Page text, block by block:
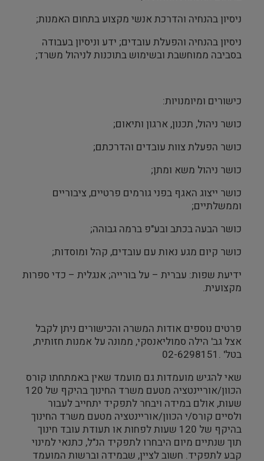
ניסיון בהנחיה והדרכת אנשי מקצוע בתחום האמנות;
ניסיון בהנחיה והפעלת עובדים; ידע וניסיון בעבודה
בסביבה ממוחשבת ובשימוש בתוכנות לניהול משרד;
כישורים ומיומנויות:
כושר ניהול, תכנון, ארגון ותיאום;
כושר הפעלת צוות עובדים והדרכתם;
כושר ניהול משא ומתן;
כושר ייצוג האגף בפני גורמים פרטיים, ציבוריים
וממשלתיים;
כושר הבעה בכתב ובע"פ ברמה גבוהה;
כושר קיום מגע נאות עם עובדים, קהל ומוסדות;
ידיעת שפות: עברית – על בורייה; אנגלית – כדי ספרות
מקצועית.
פרטים נוספים אודות המשרה והכישורים ניתן לקבל
אצל גב' הילה סמוליאנסקי, ממונה על אמנות חזותית,
בטל' .02-6298151
שאי להגיש מועמדות גם מועמד שאין באמתחתו קורס
הכוון/אוריינטציה מטעם משרד החינוך בהיקף של 120
שעות, אולם במידה ויבחר לתפקיד יתחייב לעבור
ולסיים קורס/י הכוון/אוריינטציה מטעם משרד החינוך
בהיקף של 120 שעות לפחות או תעודת עובד חינוך
תוך שנתיים מיום היבחרו לתפקיד הנ"ל, כתנאי למינוי
קבע לתפקיד. חשוב לציין, שבמידה וברשות המועמד